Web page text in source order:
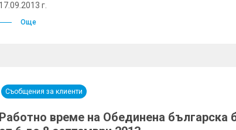
17.09.2013 г.
Още
Съобщения за клиенти
Работно време на Обединена българска